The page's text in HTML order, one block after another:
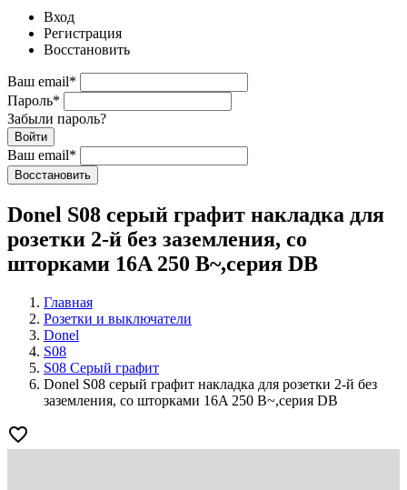
Вход
Регистрация
Восстановить
Ваш email*
Пароль*
Забыли пароль?
Войти
Ваш email*
Воcстановить
Donel S08 серый графит накладка для
розетки 2-й без заземления, со
шторками 16A 250 В~,серия DB
Главная
Розетки и выключатели
Donel
S08
S08 Серый графит
Donel S08 серый графит накладка для розетки 2-й без
заземления, со шторками 16A 250 В~,серия DB
favorite_border